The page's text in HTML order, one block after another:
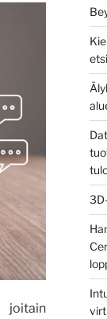
joitain